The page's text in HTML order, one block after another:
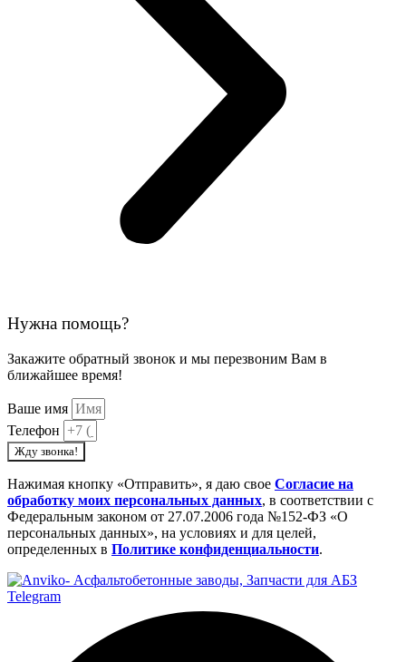
Нужна помощь?
Закажите обратный звонок и мы перезвоним Вам в
ближайшее время!
Ваше имя
Телефон
Жду звонка!
Нажимая кнопку «Отправить», я даю свое Cогласие на
обработку моих персональных данных, в соответствии с
Федеральным законом от 27.07.2006 года №152-ФЗ «О
персональных данных», на условиях и для целей,
определенных в Политике конфиденциальности.
Telegram